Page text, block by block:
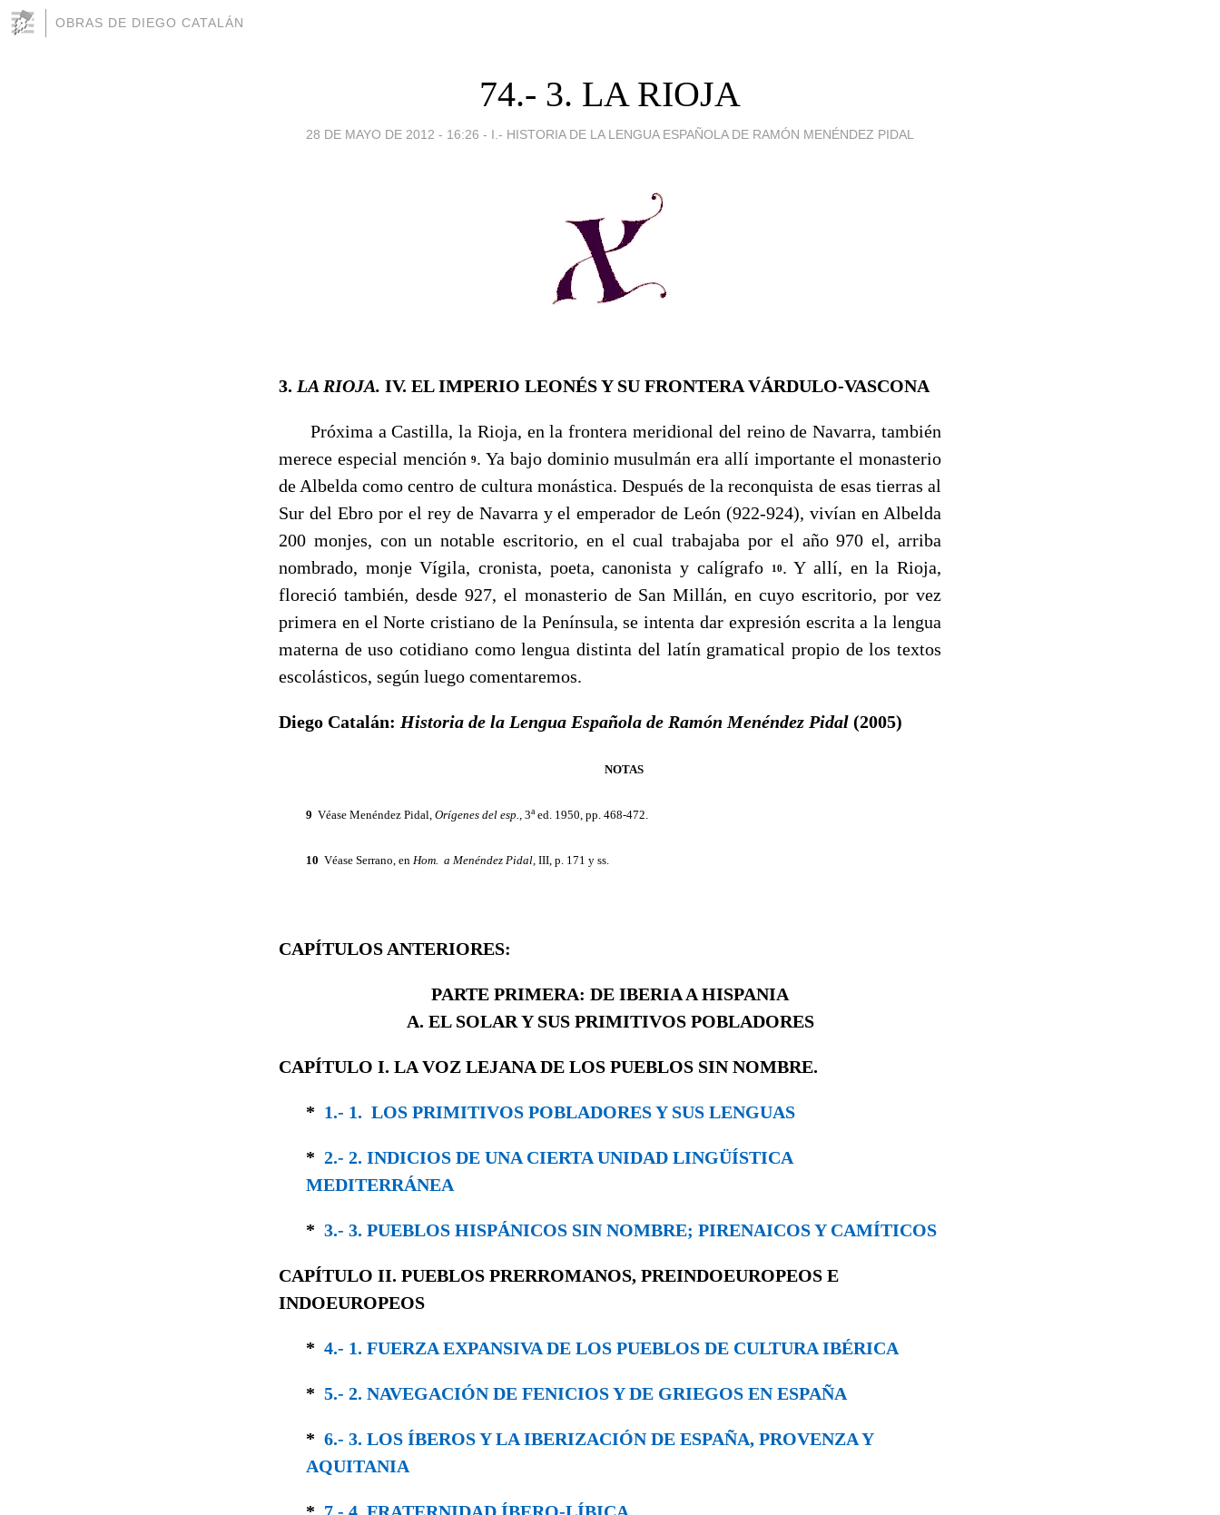
OBRAS DE DIEGO CATALÁN
74.- 3. LA RIOJA
28 DE MAYO DE 2012 - 16:26 - I.- HISTORIA DE LA LENGUA ESPAÑOLA DE RAMÓN MENÉNDEZ PIDAL
3. LA RIOJA. IV. EL IMPERIO LEONÉS Y SU FRONTERA VÁRDULO-VASCONA
Próxima a Castilla, la Rioja, en la frontera meridional del reino de Navarra, también
merece especial mención9. Ya bajo dominio musulmán era allí importante el monasterio
de Albelda como centro de cultura monástica. Después de la re­conquista de esas tierras al
Sur del Ebro por el rey de Navarra y el emperador de León (922-924), vivían en Albelda
200 monjes, con un notable escritorio, en el cual trabajaba por el año 970 el, arriba
nombrado, monje Vígila, cronista, poeta, canonista y calígrafo
10. Y allí, en la Rioja,
floreció también, desde 927, el monasterio de San Millán, en cuyo escritorio, por vez
primera en el Norte cristiano de la Península, se in­tenta dar expresión escrita a la lengua
materna de uso coti­diano como lengua distinta del latín gramatical propio de los textos
escolásticos, según luego comentaremos.
Diego Catalán: Historia de la Lengua Española de Ramón Menéndez Pidal (2005)
NOTAS
9 Véase Menéndez Pidal, Orígenes del esp., 3aed. 1950, pp. 468-472.
10 Véase Serrano, en Hom. a Menéndez Pidal, III, p. 171 y ss.
CAPÍTULOS ANTERIORES:
PARTE PRIMERA: DE IBERIA A HISPANIA
A. EL SOLAR Y SUS PRIMITIVOS POBLADORES
CAPÍTULO I. LA VOZ LEJANA DE LOS PUEBLOS SIN NOMBRE.
* 1.- 1. LOS PRIMITIVOS POBLADORES Y SUS LENGUAS
* 2.- 2. INDICIOS DE UNA CIERTA UNIDAD LINGÜÍSTICA
MEDITERRÁNEA
* 3.- 3. PUEBLOS HISPÁNICOS SIN NOMBRE; PIRENAICOS Y CAMÍTICOS
CAPÍTULO II. PUEBLOS PRERROMANOS, PREINDOEUROPEOS E
INDOEUROPEOS
* 4.- 1. FUERZA EXPANSIVA DE LOS PUEBLOS DE CULTURA IBÉRICA
* 5.- 2. NAVEGACIÓN DE FENICIOS Y DE GRIEGOS EN ESPAÑA
* 6.- 3. LOS ÍBEROS Y LA IBERIZACIÓN DE ESPAÑA, PROVENZA Y
AQUITANIA